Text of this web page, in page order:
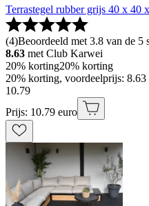
Terrastegel rubber grijs 40 x 40
(4)Beoordeeld met 3.8 van de 5
8.63 met Club Karwei
20% korting20% korting
20% korting, voordeelprijs:
10.79
Prijs: 10.79 euro